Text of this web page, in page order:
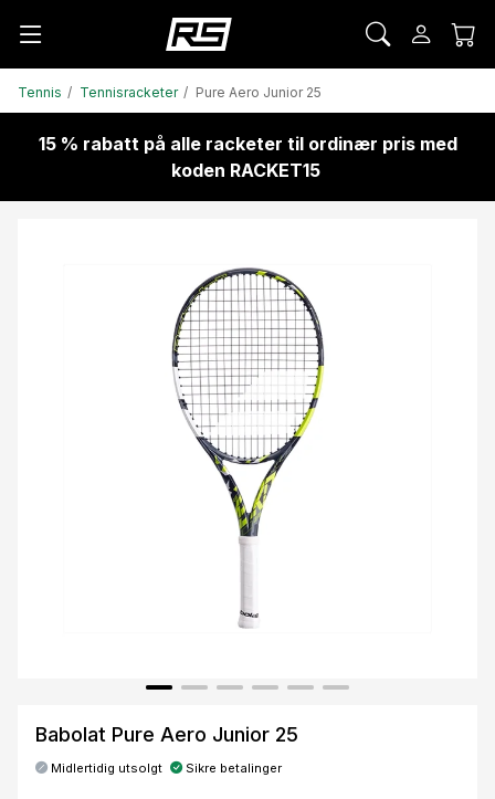
Tennis Tennisracketer Pure Aero Junior 25
15 % rabatt på alle racketer til ordinær pris med
koden RACKET15
Babolat Pure Aero Junior 25
Midlertidig utsolgt Sikre betalinger